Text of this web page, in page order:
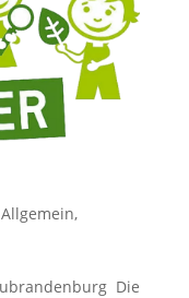
Allgemein,
Die